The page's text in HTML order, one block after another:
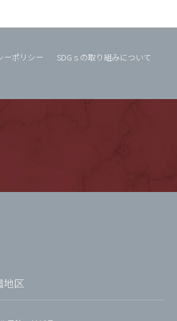
ーポリシー
SDGｓの取り組みについて
地区